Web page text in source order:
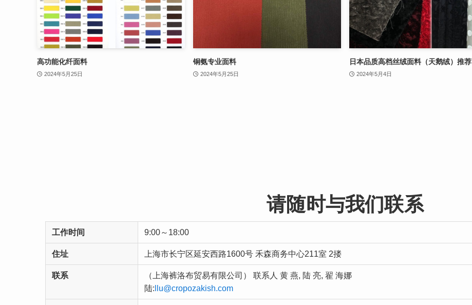
高功能化纤面料
2024年5月25日
铜氨专业面料
2024年5月25日
日本品质高档丝绒面料（天鹅绒）推荐
2024年5月4日
请随时与我们联系
工作时间 9:00～18:00
住址 上海市长宁区延安西路1600号 禾森商务中心211室 2搂
联系
（上海裤洛布贸易有限公司） 联系人 黄 燕, 陆 亮, 翟 海娜
陆: llu@cropozakish.com